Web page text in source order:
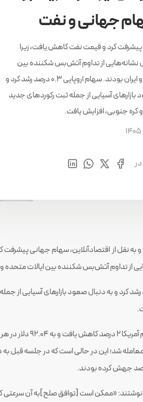
جهانی و نفت
کرد و قیمت نفت کاهش یافت، زیرا
نشانه‌هایی از تداوم آتش‌بس شکننده بین
ایالات متحده و ایران بودند. سهام اروپایی ۰.۳ درصد رشد کرد و
بازار‌های آسیایی از جمله ثبت رکورد‌های جدید
کره جنوبی، افزایش یافت.
و به نقل ازاقتصادآنلاین، سهام جهانی پیشرفت
از تداوم آتش‌بس شکننده بین ایالات متحده و
۰.۳ درصد رشد کرد و به دنبال صعود بازار‌های
معامله شد؛ این در حالی است که در جلسه قبل
نوشتند: «ممکن است [توافق صلح]به آن سرعتی